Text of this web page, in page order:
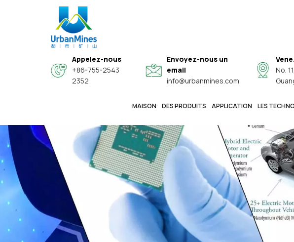
Appelez-nous
+86-755-2543
2352
Envoyez-nous un
email
info@urbanmines.com
No.
MAISON DES PRODUITS APPLICATION LES